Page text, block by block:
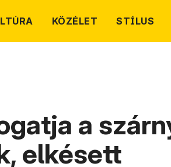
KÖZÉLET STÍLUS
a
elkésett